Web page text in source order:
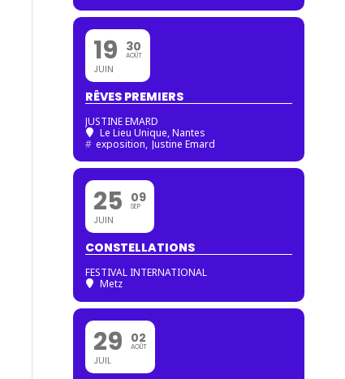
19
JUIN
30
AOÛT
RÊVES PREMIERS
JUSTINE EMARD
Le Lieu Unique, Nantes
# exposition, Justine Emard
25
JUIN
09
SEP
CONSTELLATIONS
FESTIVAL INTERNATIONAL
Metz
29
JUIL
02
AOÛT